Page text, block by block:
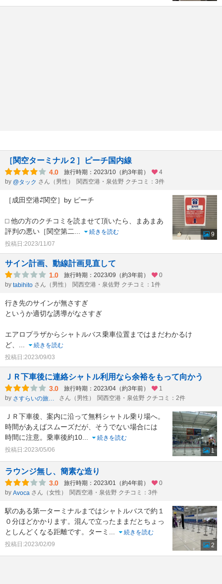
［関空ターミナル２］ピーチ国内線
4.0 旅行時期：2023/10（約3年前）
4
by @タック さん（男性） 関西空港・泉佐野 クチコミ：3件
［成田空港⇄関空］by ピーチ
⬜︎ 他の方のクチコミを読ませて頂いたら、まあまあ
評判の悪い［関空第二
続きを読む
投稿日:2023/11/07
9
サイン計画、動線計画見直して
1.0 旅行時期：2023/09（約3年前）
0
by tabihito さん（男性） 関西空港・泉佐野 クチコミ：1件
行き先のサインが無さすぎ
というか適切な誘導がなさすぎ
エアロプラザからシャトルバス乗車位置まではまだわかるけ
ど、
続きを読む
投稿日:2023/09/03
ＪＲ下車後に連絡シャトル利用なら余裕をもって向かう
3.0 旅行時期：2023/04（約3年前）
1
by
さん（男性） 関西空港・泉佐野 クチコミ：2件
ＪＲ下車後、案内に沿って無料シャトル乗り場へ。
時間があえばスムーズだが、そうでない場合には
時間に注意。乗車後約10
続きを読む
投稿日:2023/05/06
1
ラウンジ無し、簡素な造り
3.0 旅行時期：2023/01（約4年前）
0
by Avoca さん（女性） 関西空港・泉佐野 クチコミ：3件
駅のある第一ターミナルまではシャトルバスで約１
０分ほどかかります。混んで立ったままだとちょっ
としんどくなる距離です。ターミ
続きを読む
投稿日:2023/02/09
2